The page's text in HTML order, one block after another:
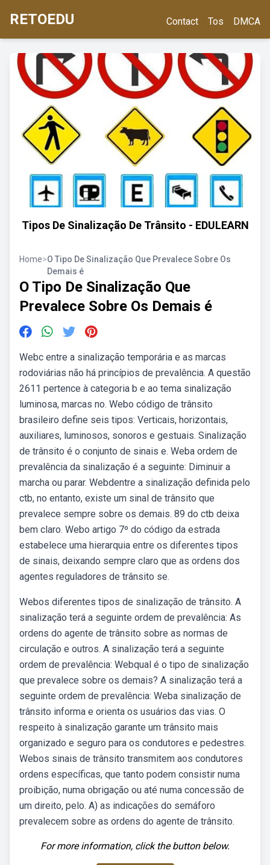
RETOEDU Contact Tos DMCA
Tipos De Sinalização De Trânsito - EDULEARN
Home>O Tipo De Sinalização Que Prevalece Sobre Os
Demais é
O Tipo De Sinalização Que
Prevalece Sobre Os Demais é
Webc entre a sinalização temporária e as marcas
rodoviárias não há princípios de prevalência. A questão
2611 pertence à categoria b e ao tema sinalização
luminosa, marcas no. Webo código de trânsito
brasileiro define seis tipos: Verticais, horizontais,
auxiliares, luminosos, sonoros e gestuais. Sinalização
de trânsito é o conjunto de sinais e. Weba ordem de
prevalência da sinalização é a seguinte: Diminuir a
marcha ou parar. Webdentre a sinalização definida pelo
ctb, no entanto, existe um sinal de trânsito que
prevalece sempre sobre os demais. 89 do ctb deixa
bem claro. Webo artigo 7º do código da estrada
estabelece uma hierarquia entre os diferentes tipos
de sinais, deixando sempre claro que as ordens dos
agentes reguladores de trânsito se.
Webos diferentes tipos de sinalização de trânsito. A
sinalização terá a seguinte ordem de prevalência: As
ordens do agente de trânsito sobre as normas de
circulação e outros. A sinalização terá a seguinte
ordem de prevalência: Webqual é o tipo de sinalização
que prevalece sobre os demais? A sinalização terá a
seguinte ordem de prevalência: Weba sinalização de
trânsito informa e orienta os usuários das vias. O
respeito à sinalização garante um trânsito mais
organizado e seguro para os condutores e pedestres.
Webos sinais de trânsito transmitem aos condutores
ordens específicas, que tanto podem consistir numa
proibição, numa obrigação ou até numa concessão de
um direito, pelo. A) as indicações do semáforo
prevalecem sobre as ordens do agente de trânsito.
For more information, click the button below.